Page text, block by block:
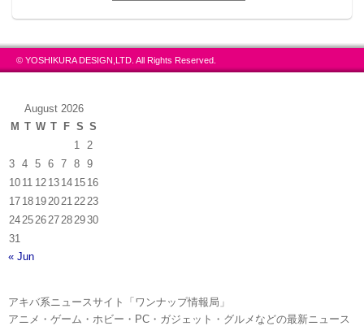
© YOSHIKURA DESIGN,LTD. All Rights Reserved.
August 2026
M T W T F S S
1
2
3
4 5 6 7 8
9
10 11 12 13 14 15 16
17 18 19 20 21 22 23
24 25 26 27 28 2930
31
« Jun
アキバ系ニュースサイト「ワンナップ情報局」
アニメ・ゲーム・ホビー・PC・ガジェット・グルメなどの最新ニュース